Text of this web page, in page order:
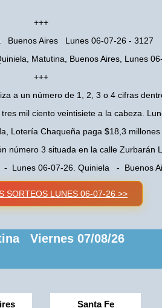
+++
Aires Lunes 06-07-26 - 3127
Matutina, Buenos Aires, Lunes
+++
a un número de 1, 2, 3 o 4 cifras
mil ciento veintisiete a la cabeza.
Lotería Chaqueña paga $18,3
número 3 situada en la calle Zurbarán
- Lunes 06-07-26. Quiniela - Buenos
SORTEOS LUNES 06-07-26 >>
Viernes 07/08/26
Santa Fe